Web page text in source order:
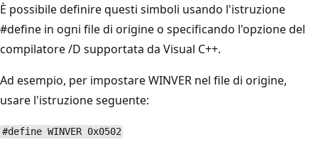
È possibile definire questi simboli usando l'istruzione
#define in ogni file di origine o specificando l'opzione del
compilatore /D supportata da Visual C++.
Ad esempio, per impostare WINVER nel file di origine,
usare l'istruzione seguente:
#define WINVER 0x0502